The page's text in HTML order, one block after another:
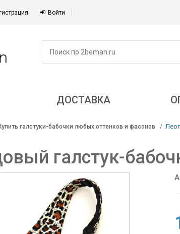
Войти
ДОСТАВКА
галстуки-бабочки любых оттенков и фасонов
галстук-